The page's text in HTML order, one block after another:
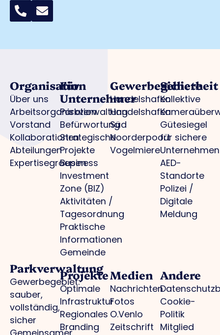
Organisation
Über uns
Arbeitsorganisation
Vorstand
Kollaborationen
Abteilungen
Expertisegroepen
Für
Unternehmer
Parkverwaltung
Befürwortung
Strategische
Projekte
Business
Investment
Zone (BIZ)
Aktivitäten /
Tagesordnung
Praktische
Informationen
Gemeinde
Gewerbegebiete
Handelshafen
Handelshafen
Süd
Noorderpoort
Vogelmiere
Sicherheit
Kollektive
Gütesiegel
für sichere
Unternehmen
AED-
Standorte
Polizei /
Digitale
Meldung
Parkverwaltung
Gewerbegebiet:
sauber,
vollständig,
sicher
Projekte
Optimale
Infrastruktur
Regionales
Branding
Medien
Nachrichten
Fotos
O.Venlo
Zeitschrift
Andere
Cookie-
Politik
Mitglied